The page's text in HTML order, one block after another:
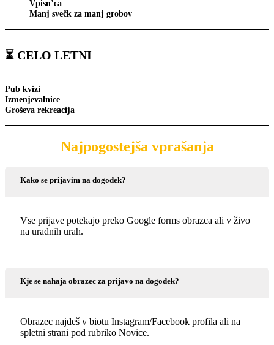
Vpisn’ca
Manj svečk za manj grobov
⏳ CELO LETNI
Pub kvizi
Izmenjevalnice
Groševa rekreacija
Najpogostejša vprašanja
Kako se prijavim na dogodek?
Vse prijave potekajo preko Google forms obrazca ali v živo
na uradnih urah.
Kje se nahaja obrazec za prijavo na dogodek?
Obrazec najdeš v biotu Instagram/Facebook profila ali na
spletni strani pod rubriko Novice.